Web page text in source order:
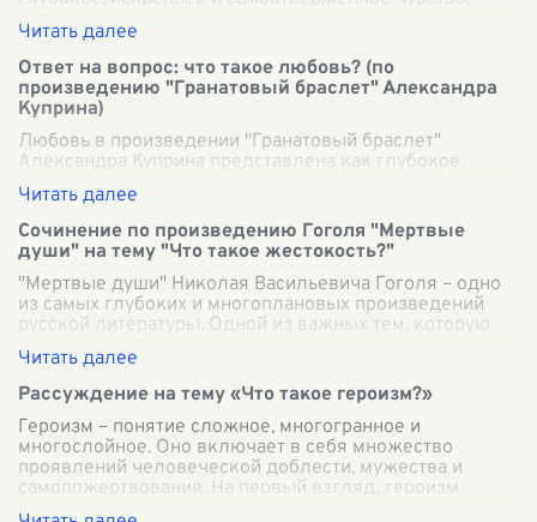
которое способно преодолеть любые преграды и
Ответ на вопрос: что такое любовь? (по
произведению "Гранатовый браслет" Александра
Куприна)
Любовь в произведении "Гранатовый браслет"
Александра Куприна представлена как глубокое,
всеобъемлющее чувство, которое transcendentally
выходит за пределы обычных человеческих эмо
Сочинение по произведению Гоголя "Мертвые
души" на тему "Что такое жестокость?"
"Мертвые души" Николая Васильевича Гоголя – одно
из самых глубоких и многоплановых произведений
русской литературы. Одной из важных тем, которую
можно выделить в этом романе, являе
Рассуждение на тему «Что такое героизм?»
Героизм – понятие сложное, многогранное и
многослойное. Оно включает в себя множество
проявлений человеческой доблести, мужества и
самопожертвования. На первый взгляд, героизм
може